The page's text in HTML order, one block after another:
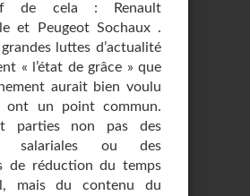
de cela : Renault
et Peugeot Sochaux .
luttes d’actualité
« l’état de grâce » que
aurait bien voulu
ont un point commun.
parties non pas des
salariales ou des
de réduction du temps
mais du contenu du